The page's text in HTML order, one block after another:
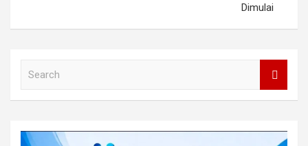
Dimulai
h